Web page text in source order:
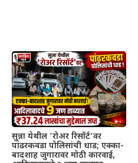
सुन्ना येथील ‘रोअर रिसॉर्ट’वर
पांढरकवडा पोलिसांची धाड; एक्का-
बादशाह जुगारावर मोठी कारवाई,